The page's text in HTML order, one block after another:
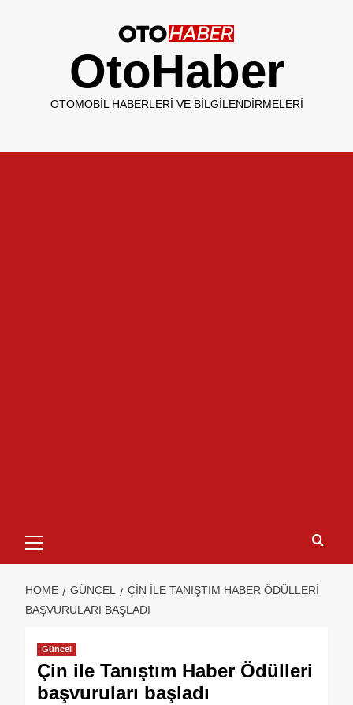
OtoHaber
OTOMOBIL HABERLERI VE BILGILENDIRMELERI
HOME GÜNCEL
ÇIN ILE TANIŞTIM HABER ÖDÜLLERI
BAŞVURULARI BAŞLADI
Güncel
Çin ile Tanıştım Haber Ödülleri
başvuruları başladı